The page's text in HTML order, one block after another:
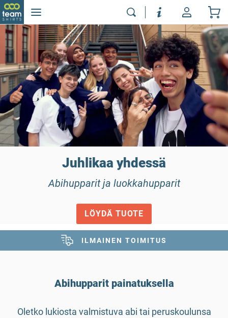
Juhlikaa yhdessä
Abihupparit ja luokkahupparit
LÖYDÄ TUOTE
ILMAINEN TOIMITUS
KOKONAISVALTAINEN PALVELU
Abihupparit painatuksella
Oletko lukiosta valmistuva abi tai peruskoulunsa